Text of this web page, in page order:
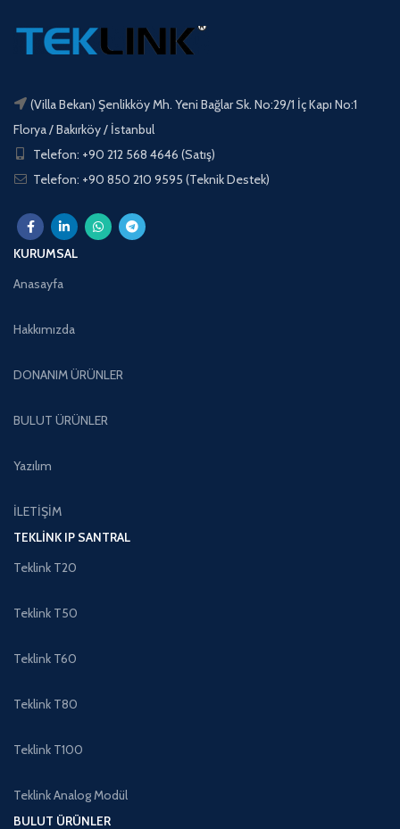
(Villa Bekan) Şenlikköy Mh. Yeni Bağlar Sk. No:29/1 İç Kapı No:1
Florya / Bakırköy / İstanbul
Telefon: +90 212 568 4646 (Satış)
Telefon: +90 850 210 9595 (Teknik Destek)
KURUMSAL
Anasayfa
Hakkımızda
DONANIM ÜRÜNLER
BULUT ÜRÜNLER
Yazılım
İLETİŞİM
TEKLINK IP SANTRAL
Teklink T20
Teklink T50
Teklink T60
Teklink T80
Teklink T100
Teklink Analog Modül
BULUT ÜRÜNLER